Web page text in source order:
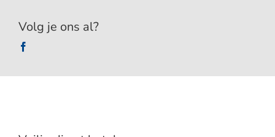
Volg je ons al?